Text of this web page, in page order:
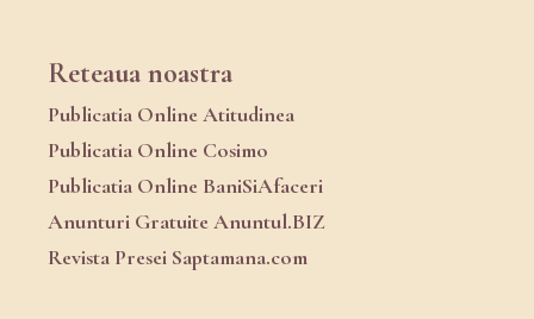
Reteaua noastra
Publicatia Online Atitudinea
Publicatia Online Cosimo
Publicatia Online BaniSiAfaceri
Anunturi Gratuite Anuntul.BIZ
Revista Presei Saptamana.com